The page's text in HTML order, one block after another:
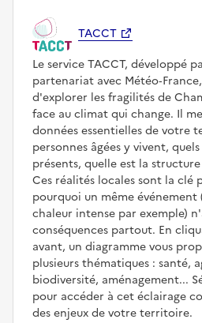
TACCT
Le service TACCT, développé
partenariat avec
d'explorer les fragilités de
face au climat qui change. Il
données essentielles de votre
personnes âgées y vivent,
présents, quelle est la
Ces réalités locales sont la clé
pourquoi un même événement
chaleur intense par exemple)
conséquences partout. En
avant, un diagramme vous
plusieurs thématiques : santé,
biodiversité, aménagement...
pour accéder à cet éclairage
des enjeux de votre territoire.